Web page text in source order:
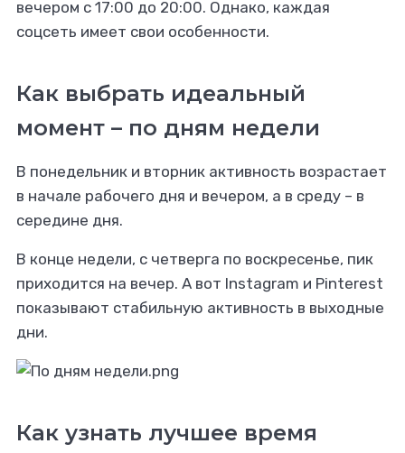
вечером с 17:00 до 20:00. Однако, каждая
соцсеть имеет свои особенности.
Как выбрать идеальный
момент – по дням недели
В понедельник и вторник активность возрастает
в начале рабочего дня и вечером, а в среду – в
середине дня.
В конце недели, с четверга по воскресенье, пик
приходится на вечер. А вот Instagram и Pinterest
показывают стабильную активность в выходные
дни.
Как узнать лучшее время